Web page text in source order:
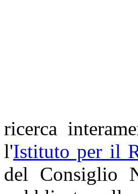
ricerca
l'Istituto per il
del Consiglio